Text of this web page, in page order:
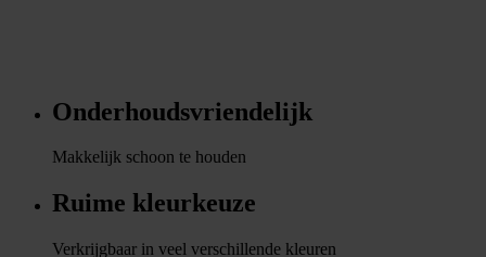
Onderhoudsvriendelijk
Makkelijk schoon te houden
Ruime kleurkeuze
Verkrijgbaar in veel verschillende kleuren